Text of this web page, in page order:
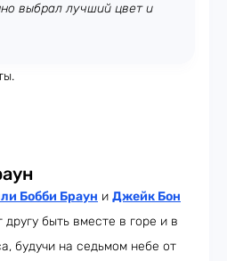
выбрал лучший цвет и
Бобби Браун и Джейк Бон
быть вместе в горе и в
будучи на седьмом небе от